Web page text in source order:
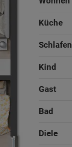
Küche
Schlafen
Kind
Gast
Bad
Diele